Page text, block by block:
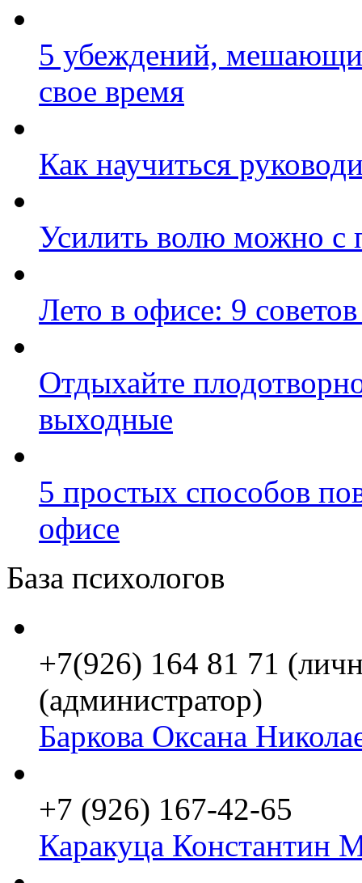
5 убеждений,
свое время
Как научиться
Усилить волю можно с
Лето в офисе: 9
Отдыхайте
выходные
5 простых способов
офисе
База психологов
+7(926) 164 81 71
(администратор)
Баркова Оксана
+7 (926) 167-42-65
Каракуца Константин